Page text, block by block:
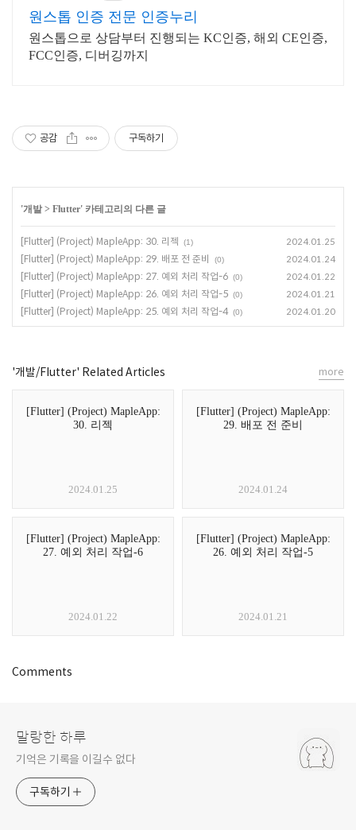
원스톱 인증 전문 인증누리
원스톱으로 상담부터 진행되는 KC인증, 해외 CE인증,
FCC인증, 디버깅까지
공감 구독하기
'개발 > Flutter' 카테고리의 다른 글
[Flutter] (Project) MapleApp: 30. 리젝 (1) 2024.01.25
[Flutter] (Project) MapleApp: 29. 배포 전 준비 (0) 2024.01.24
[Flutter] (Project) MapleApp: 27. 예외 처리 작업-6 (0) 2024.01.22
[Flutter] (Project) MapleApp: 26. 예외 처리 작업-5 (0) 2024.01.21
[Flutter] (Project) MapleApp: 25. 예외 처리 작업-4 (0) 2024.01.20
'개발/Flutter' Related Articles
[Flutter] (Project) MapleApp:
30. 리젝
2024.01.25
[Flutter] (Project) MapleApp:
29. 배포 전 준비
2024.01.24
[Flutter] (Project) MapleApp:
27. 예외 처리 작업-6
2024.01.22
[Flutter] (Project) MapleApp:
26. 예외 처리 작업-5
2024.01.21
more
Comments
말랑한 하루
기억은 기록을 이길수 없다
구독하기